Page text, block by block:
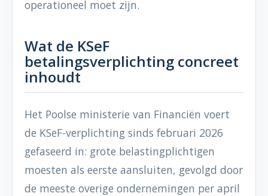
operationeel moet zijn.
Wat de KSeF
betalingsverplichting concreet
inhoudt
Het Poolse ministerie van Financiën voert
de KSeF-verplichting sinds februari 2026
gefaseerd in: grote belastingplichtigen
moesten als eerste aansluiten, gevolgd door
de meeste overige ondernemingen per april